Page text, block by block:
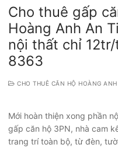
Cho thuê gấp
Hoàng Anh An
nội thất chỉ
8363
CHO THUÊ CĂN HỘ HOÀNG ANH
Mới hoàn thiện xong phần
gấp căn hộ 3PN, nhà cam
trang trí toàn bộ, từ đèn,